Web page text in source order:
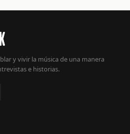
y vivir la música de una manera
e historias.